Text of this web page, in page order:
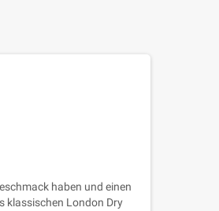
haben und einen
klassischen London Dry